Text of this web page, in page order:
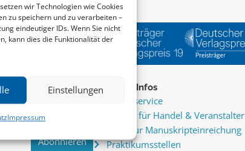
wir Technologien wie Cookies
zu speichern und zu verarbeiten –
eindeutiger IDs. Wenn Sie nicht
kann dies die Funktionalität der
Einstellungen
Impressum
im zu
abbestellbar.
Service & Infos
Presseservice
Service für Handel & Veranstalter
Infos zur Manuskripteinreichung
Praktikumsstellen